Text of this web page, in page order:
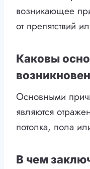
возникающее
от препятствий
Каковы
Основными
являются
потолка, пола
В чем